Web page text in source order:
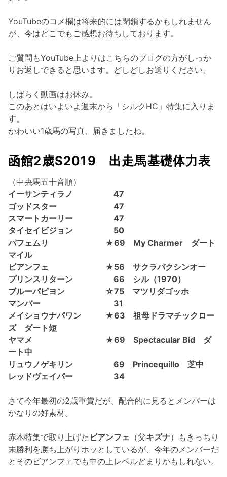
YouTubeのコメ欄は将来的には閉鎖するかもしれません
が、今はどこでもご感想お待ちしております。
ご質問もYouTube上よりはこちらのブログの方がしっか
りお返しできると思います。どしどしお送りください。
しばらく動画はお休み。
このあとはいよいよ週末から「シルクHC」特集に入りま
す。
かわいい1歳馬の写真、届きましたね。
函館2歳S2019 出走馬基礎体力表
（中央馬五十音順）
イーサンティラノ 47
ゴッドスター 47
スマートカーリー 47
タイセイビジョン 50
パフェムリ ★69 My Charmer ダート
マイル
ビアンフェ ★56 サクラバクシンオー
プリンスリターン 66 シル（1970）
ブルーパピヨン ☆75 マツリダゴッホ
マンバー 31
メイショウナパワン ★63 祖母ドラマチックロー
ズ ダート短
ヤマメ ★69 Spectacular Bid ダ
ート中
リュウノゲキリン 69 Princequillo 芝中
レッドヴェイパー 34
さて今年最初の2歳重賞だが、配合的に見るとメンバーは
かなりの好素材。
赤本特集で取り上げた ビアンフェ （父キズナ）もきっちり
未勝利を勝ち上がりホッとしているが、今年のメンバーだ
とそのビアンフェでも中の上レベルどまりかもしれない。